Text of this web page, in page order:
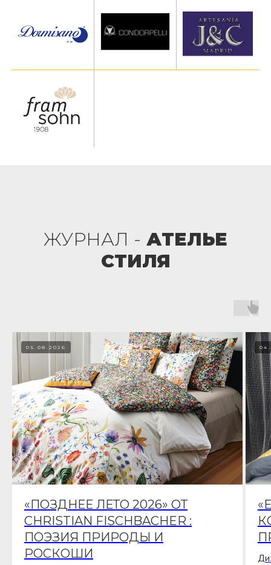
ЖУРНАЛ - АТЕЛЬЕ
СТИЛЯ
05.08.2026
«ПОЗДНЕЕ ЛЕТО 2026» ОТ
CHRISTIAN FISCHBACHER :
ПОЭЗИЯ ПРИРОДЫ И
РОСКОШИ